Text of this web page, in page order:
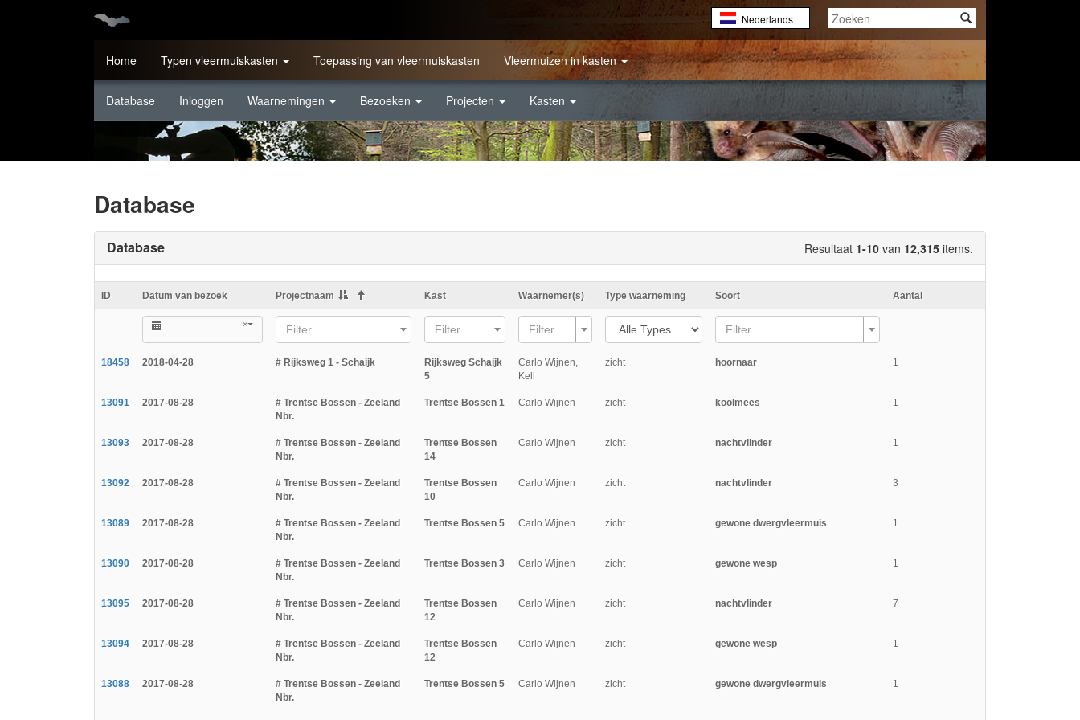
Nederlands
English
Français
Home Typen vleermuiskasten Toepassing van vleermuiskasten Vleermuizen in kasten
Database Inloggen Waarnemingen Bezoeken Projecten Kasten
Database
Resultaat 1-10 van 12,315 items.
Database
ID Datum van bezoek Projectnaam Kast Waarnemer(s) Type waarneming Soort Aantal
× Filter Filter Filter Filter
18458 2018-04-28 # Rijksweg 1 - Schaijk
Rijksweg Schaijk
5
Carlo Wijnen,
Kell
zicht hoornaar 1
13091 2017-08-28
# Trentse Bossen - Zeeland
Nbr.
Trentse Bossen 1 Carlo Wijnen zicht koolmees 1
13093 2017-08-28
# Trentse Bossen - Zeeland
Nbr.
Trentse Bossen
14
Carlo Wijnen zicht nachtvlinder 1
13092 2017-08-28
# Trentse Bossen - Zeeland
Nbr.
Trentse Bossen
10
Carlo Wijnen zicht nachtvlinder 3
13089 2017-08-28
# Trentse Bossen - Zeeland
Nbr.
Trentse Bossen 5 Carlo Wijnen zicht gewone dwergvleermuis 1
13090 2017-08-28
# Trentse Bossen - Zeeland
Nbr.
Trentse Bossen 3 Carlo Wijnen zicht gewone wesp 1
13095 2017-08-28
# Trentse Bossen - Zeeland
Nbr.
Trentse Bossen
12
Carlo Wijnen zicht nachtvlinder 7
13094 2017-08-28
# Trentse Bossen - Zeeland
Nbr.
Trentse Bossen
12
Carlo Wijnen zicht gewone wesp 1
13088 2017-08-28
# Trentse Bossen - Zeeland
Nbr.
Trentse Bossen 5 Carlo Wijnen zicht gewone dwergvleermuis 1